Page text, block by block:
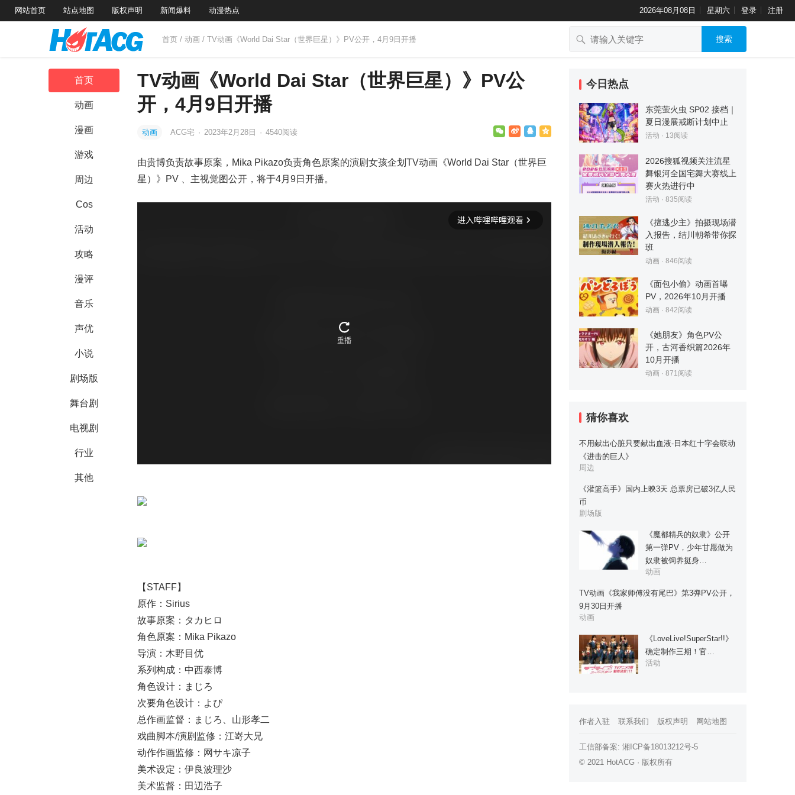
网站首页 站点地图 版权声明 新闻爆料 动漫热点 2026年08月08日 星期六 登录 注册
首页 / 动画 / TV动画《World Dai Star（世界巨星）》PV公开，4月9日开播 搜索
首页
动画
漫画
游戏
周边
Cos
活动
攻略
漫评
音乐
声优
小说
剧场版
舞台剧
电视剧
行业
其他
TV动画《World Dai Star（世界巨星）》PV公
开，4月9日开播
动画 ACG宅 · 2023年2月28日 · 4540阅读
由贵博负责故事原案，Mika Pikazo负责角色原案的演剧女孩企划TV动画《World Dai Star（世界巨
星）》PV 、主视觉图公开，将于4月9日开播。
【STAFF】
原作：Sirius
故事原案：タカヒロ
角色原案：Mika Pikazo
导演：木野目优
系列构成：中西泰博
角色设计：まじろ
次要角色设计：よぴ
总作画监督：まじろ、山形孝二
戏曲脚本/演剧监修：江嵜大兄
动作作画监修：网サキ凉子
美术设定：伊良波理沙
美术监督：田辺浩子
今日热点
东莞萤火虫 SP02 接档｜
夏日漫展戒断计划中止
活动 · 13阅读
2026搜狐视频关注流星
舞银河全国宅舞大赛线上
赛火热进行中
活动 · 835阅读
《擅逃少主》拍摄现场潜
入报告，结川朝希带你探
班
动画 · 846阅读
《面包小偷》动画首曝
PV，2026年10月开播
动画 · 842阅读
《她朋友》角色PV公
开，古河香织篇2026年
10月开播
动画 · 871阅读
猜你喜欢
不用献出心脏只要献出血液-日本红十字会联动
《进击的巨人》
周边
《灌篮高手》国内上映3天 总票房已破3亿人民
币
剧场版
《魔都精兵的奴隶》公开
第一弹PV，少年甘愿做为
奴隶被饲养挺身…
动画
TV动画《我家师傅没有尾巴》第3弹PV公开，
9月30日开播
动画
《LoveLive!SuperStar!!》
确定制作三期！官…
活动
作者入驻 联系我们 版权声明 网站地图
工信部备案: 湘ICP备18013212号-5
© 2021 HotACG · 版权所有